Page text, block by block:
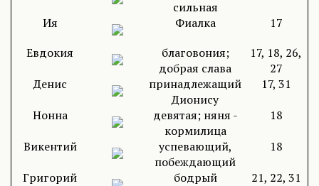
сильная
Ия
Фиалка
17
Евдокия
благовония;
добрая слава
17, 18, 26,
27
Денис
принадлежащий
Дионису
17, 31
Нонна
девятая; няня -
кормилица
18
Викентий
успевающий,
побеждающий
18
Григорий
бодрый
21, 22, 31